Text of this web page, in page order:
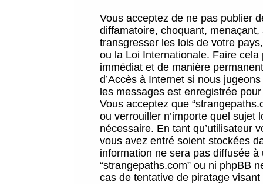
Vous acceptez de ne pas publier
diffamatoire, choquant,
transgresser les lois de votre
ou la Loi Internationale. Faire
immédiat et de manière
d’Accès à Internet si nous
les messages est enregistrée
Vous acceptez que
ou verrouiller n’importe quel sujet
nécessaire. En tant qu’utilisateur
vous avez entré soient stockées
information ne sera pas diffusée
“strangepaths.com” ou ni phpBB
cas de tentative de piratage